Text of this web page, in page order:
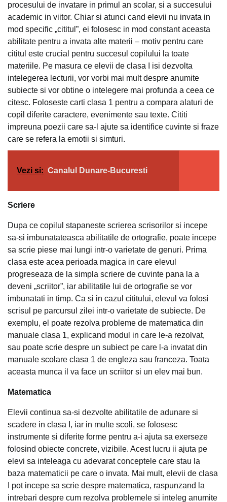
procesului de invatare in primul an scolar, si a succesului
academic in viitor. Chiar si atunci cand elevii nu invata in
mod specific „cititul”, ei folosesc in mod constant aceasta
abilitate pentru a invata alte materii – motiv pentru care
cititul este crucial pentru succesul copilului la toate
materiile. Pe masura ce elevii de clasa I isi dezvolta
intelegerea lecturii, vor vorbi mai mult despre anumite
subiecte si vor obtine o intelegere mai profunda a ceea ce
citesc. Foloseste carti clasa 1 pentru a compara alaturi de
copil diferite caractere, evenimente sau texte. Cititi
impreuna poezii care sa-l ajute sa identifice cuvinte si fraze
care se refera la emotii si simturi.
Vezi si: Canalul Dunare-Bucuresti
Scriere
Dupa ce copilul stapaneste scrierea scrisorilor si incepe
sa-si imbunatateasca abilitatile de ortografie, poate incepe
sa scrie piese mai lungi intr-o varietate de genuri. Prima
clasa este acea perioada magica in care elevul
progreseaza de la simpla scriere de cuvinte pana la a
deveni „scriitor”, iar abilitatile lui de ortografie se vor
imbunatati in timp. Ca si in cazul cititului, elevul va folosi
scrisul pe parcursul zilei intr-o varietate de subiecte. De
exemplu, el poate rezolva probleme de matematica din
manuale clasa 1, explicand modul in care le-a rezolvat,
sau poate scrie despre un subiect pe care l-a invatat din
manuale scolare clasa 1 de engleza sau franceza. Toata
aceasta munca il va face un scriitor si un elev mai bun.
Matematica
Elevii continua sa-si dezvolte abilitatile de adunare si
scadere in clasa I, iar in multe scoli, se folosesc
instrumente si diferite forme pentru a-i ajuta sa exerseze
folosind obiecte concrete, vizibile. Acest lucru ii ajuta pe
elevi sa inteleaga cu adevarat conceptele care stau la
baza matematicii pe care o invata. Mai mult, elevii de clasa
I pot incepe sa scrie despre matematica, raspunzand la
intrebari despre cum rezolva problemele si inteleg anumite